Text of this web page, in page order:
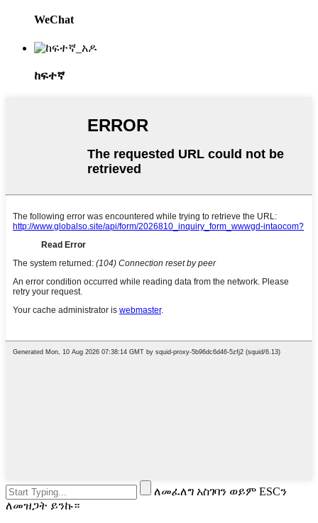
WeChat
ከፍተኛ
ለመፈለግ አስገባን ወይም ESCን
ለመዝጋት ይንኩ።